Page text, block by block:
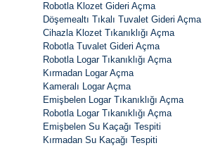
Robotla Klozet Gideri Açma
Döşemealtı Tıkalı Tuvalet Gideri Açma
Cihazla Klozet Tıkanıklığı Açma
Robotla Tuvalet Gideri Açma
Robotla Logar Tıkanıklığı Açma
Kırmadan Logar Açma
Kameralı Logar Açma
Emişbelen Logar Tıkanıklığı Açma
Robotla Logar Tıkanıklığı Açma
Emişbelen Su Kaçağı Tespiti
Kırmadan Su Kaçağı Tespiti